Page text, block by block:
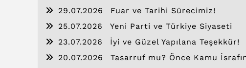
29.07.2026
Fuar ve Tarihi Sürecimiz!
25.07.2026
Yeni Parti ve Türkiye Siyaseti
23.07.2026
İyi ve Güzel Yapılana Teşekkür!
20.07.2026
Tasarruf mu? Önce Kamu